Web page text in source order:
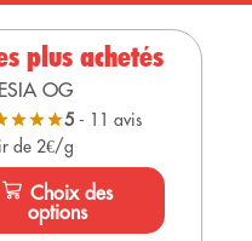
plus achetés
OG
5 - 11 avis
de 2€/g
Choix des
options